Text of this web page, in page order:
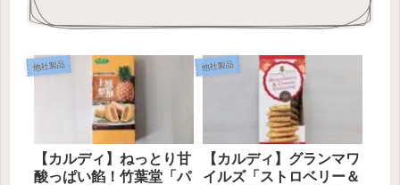
他社製品
【カルディ】ねっとり甘
酸っぱい餡！竹葉堂「パ
他社製品
【カルディ】グランマワ
イルズ「ストロベリー＆